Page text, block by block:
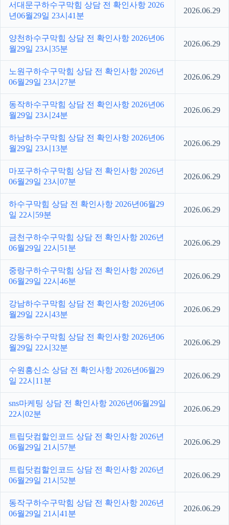
서대문구하수구막힘 상담 전 확인사항 2026
년06월29일 23시41분
2026.06.29
양천하수구막힘 상담 전 확인사항 2026년06
월29일 23시35분
2026.06.29
노원구하수구막힘 상담 전 확인사항 2026년
06월29일 23시27분
2026.06.29
동작하수구막힘 상담 전 확인사항 2026년06
월29일 23시24분
2026.06.29
하남하수구막힘 상담 전 확인사항 2026년06
월29일 23시13분
2026.06.29
마포구하수구막힘 상담 전 확인사항 2026년
06월29일 23시07분
2026.06.29
하수구막힘 상담 전 확인사항 2026년06월29
일 22시59분
2026.06.29
금천구하수구막힘 상담 전 확인사항 2026년
06월29일 22시51분
2026.06.29
중랑구하수구막힘 상담 전 확인사항 2026년
06월29일 22시46분
2026.06.29
강남하수구막힘 상담 전 확인사항 2026년06
월29일 22시43분
2026.06.29
강동하수구막힘 상담 전 확인사항 2026년06
월29일 22시32분
2026.06.29
수원흥신소 상담 전 확인사항 2026년06월29
일 22시11분
2026.06.29
sns마케팅 상담 전 확인사항 2026년06월29일
22시02분
2026.06.29
트립닷컴할인코드 상담 전 확인사항 2026년
06월29일 21시57분
2026.06.29
트립닷컴할인코드 상담 전 확인사항 2026년
06월29일 21시52분
2026.06.29
동작구하수구막힘 상담 전 확인사항 2026년
06월29일 21시41분
2026.06.29